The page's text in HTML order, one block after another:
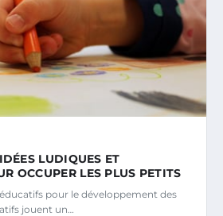
LUDIQUES ET
OCCUPER LES PLUS PETITS
pour le développement des
jouent un…